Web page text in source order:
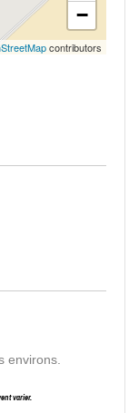
−
contributors
environs.
varier.